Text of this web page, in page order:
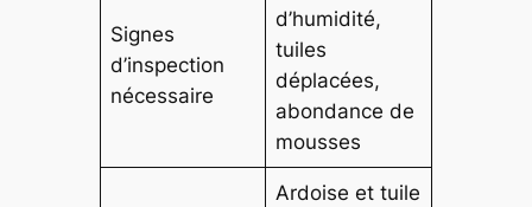
Signes
d’inspection
nécessaire
d’humidité,
tuiles
déplacées,
abondance de
mousses
Ardoise et tuile